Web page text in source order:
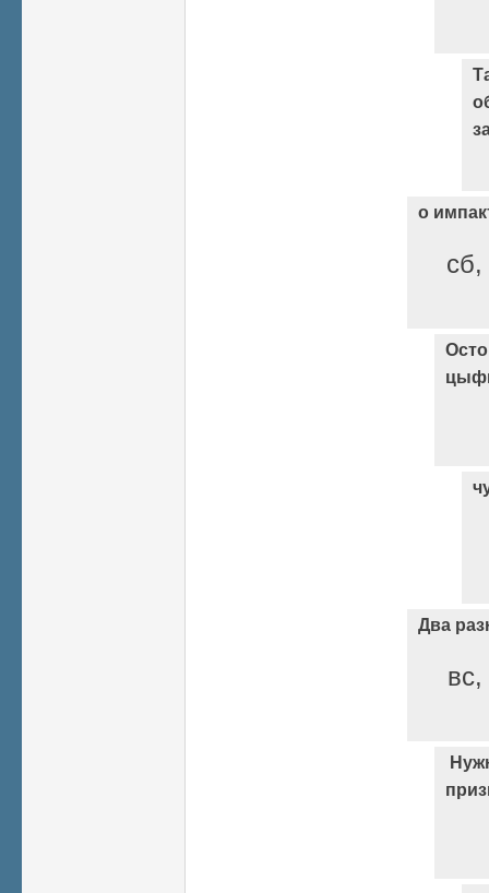
о
Два